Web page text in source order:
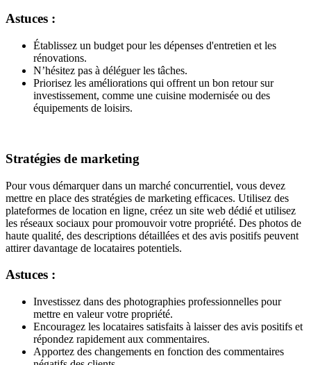
Astuces :
Établissez un budget pour les dépenses d'entretien et les
rénovations.
N’hésitez pas à déléguer les tâches.
Priorisez les améliorations qui offrent un bon retour sur
investissement, comme une cuisine modernisée ou des
équipements de loisirs.
Stratégies de marketing
Pour vous démarquer dans un marché concurrentiel, vous devez
mettre en place des stratégies de marketing efficaces. Utilisez des
plateformes de location en ligne, créez un site web dédié et utilisez
les réseaux sociaux pour promouvoir votre propriété. Des photos de
haute qualité, des descriptions détaillées et des avis positifs peuvent
attirer davantage de locataires potentiels.
Astuces :
Investissez dans des photographies professionnelles pour
mettre en valeur votre propriété.
Encouragez les locataires satisfaits à laisser des avis positifs et
répondez rapidement aux commentaires.
Apportez des changements en fonction des commentaires